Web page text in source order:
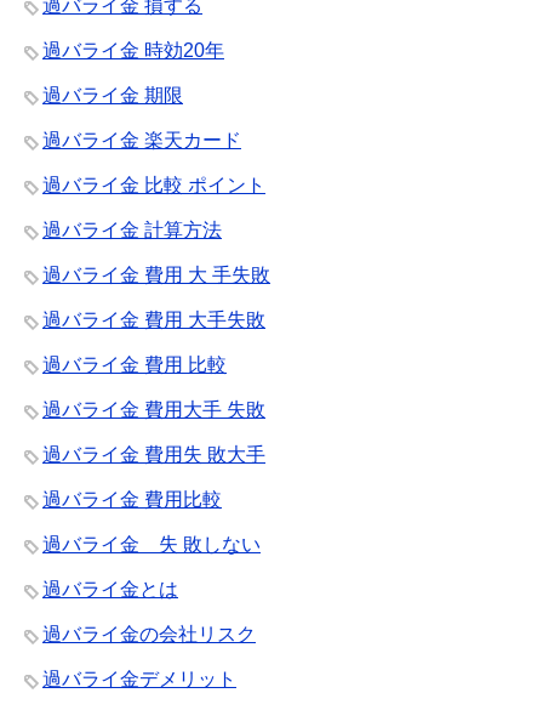
過バライ金 損する
過バライ金 時効20年
過バライ金 期限
過バライ金 楽天カード
過バライ金 比較 ポイント
過バライ金 計算方法
過バライ金 費用 大 手失敗
過バライ金 費用 大手失敗
過バライ金 費用 比較
過バライ金 費用大手 失敗
過バライ金 費用失 敗大手
過バライ金 費用比較
過バライ金 失 敗しない
過バライ金とは
過バライ金の会社リスク
過バライ金デメリット